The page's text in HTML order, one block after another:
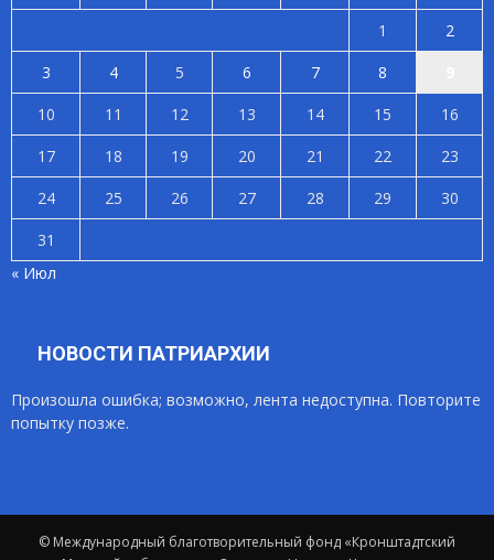
1
2
3
4 5 6 7 8
10
11 12 13 14 15
16
17
18 19 20 21 22
23
24
25 26 27 28 29
30
31
« Июл
НОВОСТИ ПАТРИАРХИИ
Произошла ошибка; возможно, лента недоступна. Повторите
попытку позже.
© Международный благотворительный фонд «Кронштадтский